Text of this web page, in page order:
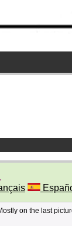
on the last